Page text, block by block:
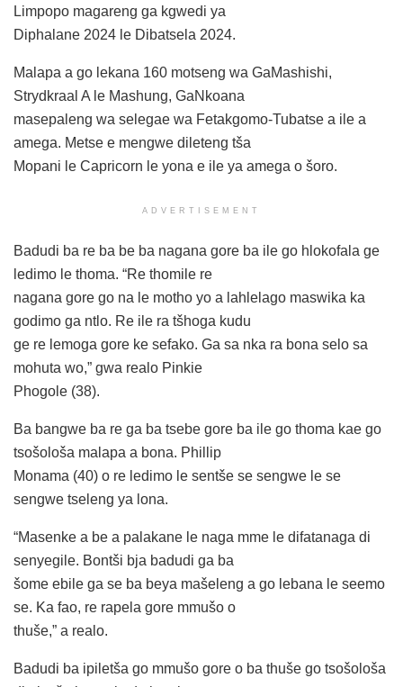
Limpopo magareng ga kgwedi ya
Diphalane 2024 le Dibatsela 2024.
Malapa a go lekana 160 motseng wa GaMashishi,
Strydkraal A le Mashung, GaNkoana
masepaleng wa selegae wa Fetakgomo-Tubatse a ile a
amega. Metse e mengwe dileteng tša
Mopani le Capricorn le yona e ile ya amega o šoro.
ADVERTISEMENT
Badudi ba re ba be ba nagana gore ba ile go hlokofala ge
ledimo le thoma. “Re thomile re
nagana gore go na le motho yo a lahlelago maswika ka
godimo ga ntlo. Re ile ra tšhoga kudu
ge re lemoga gore ke sefako. Ga sa nka ra bona selo sa
mohuta wo,” gwa realo Pinkie
Phogole (38).
Ba bangwe ba re ga ba tsebe gore ba ile go thoma kae go
tsošološa malapa a bona. Phillip
Monama (40) o re ledimo le sentše se sengwe le se
sengwe tseleng ya lona.
“Masenke a be a palakane le naga mme le difatanaga di
senyegile. Bontši bja badudi ga ba
šome ebile ga se ba beya mašeleng a go lebana le seemo
se. Ka fao, re rapela gore mmušo o
thuše,” a realo.
Badudi ba ipiletša go mmušo gore o ba thuše go tsošološa